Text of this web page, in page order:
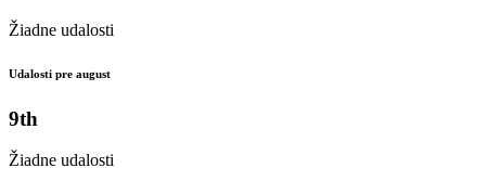
Žiadne udalosti
Udalosti pre august
9th
Žiadne udalosti